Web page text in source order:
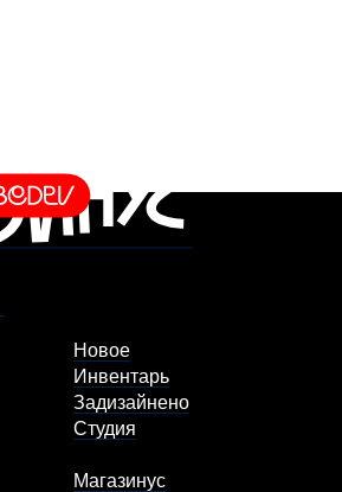
Новое
Инвентарь
Задизайнено
Студия
Магазинус